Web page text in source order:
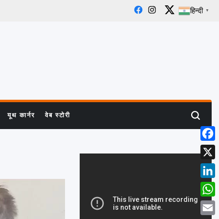
Facebook
Instagram
X हिन्दी ▼
यूथ कार्नर वेब स्टोरी Search
X